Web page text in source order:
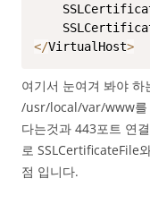
</VirtualHost>
여기서 눈여겨 봐야
/usr/local/var/www를
다는것과 443포트 연
로 SSLCertificateFile
점 입니다.